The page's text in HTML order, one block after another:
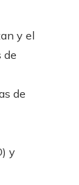
y el
de
de
y